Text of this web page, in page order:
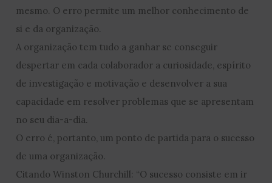
mesmo. O erro permite um melhor conhecimento de
si e da organização.
A organização tem tudo a ganhar se conseguir
despertar em cada colaborador a curiosidade, espírito
de investigação e motivação e desenvolver a sua
capacidade em resolver problemas que se apresentam
no seu dia-a-dia.
O erro é, portanto, um ponto de partida para o sucesso
de uma organização.
Citando Winston Churchill: “O sucesso consiste em ir